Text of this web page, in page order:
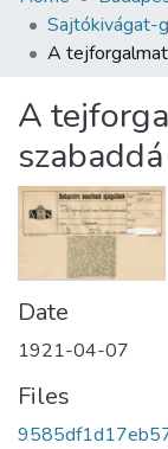
All of DSpace
About us
Sajtókivágat-
A
szabaddá
Date
1921-04-07
Files